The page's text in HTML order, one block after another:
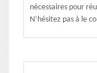
nécessaires pour
N’hésitez pas à le